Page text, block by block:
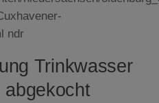
ndr
Trinkwasser
abgekocht